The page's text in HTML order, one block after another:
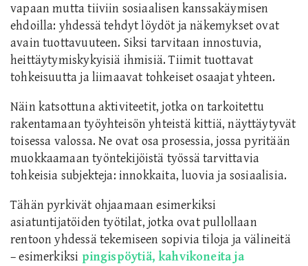
vapaan mutta tiiviin sosiaalisen kanssakäymisen
ehdoilla: yhdessä tehdyt löydöt ja näkemykset ovat
avain tuottavuuteen. Siksi tarvitaan innostuvia,
heittäytymiskykyisiä ihmisiä. Tiimit tuottavat
tohkeisuutta ja liimaavat tohkeiset osaajat yhteen.
Näin katsottuna aktiviteetit, jotka on tarkoitettu
rakentamaan työyhteisön yhteistä kittiä, näyttäytyvät
toisessa valossa. Ne ovat osa prosessia, jossa pyritään
muokkaamaan työntekijöistä työssä tarvittavia
tohkeisia subjekteja: innokkaita, luovia ja sosiaalisia.
Tähän pyrkivät ohjaamaan esimerkiksi
asiatuntijatöiden työtilat, jotka ovat pullollaan
rentoon yhdessä tekemiseen sopivia tiloja ja välineitä
– esimerkiksi pingispöytiä, kahvikoneita ja